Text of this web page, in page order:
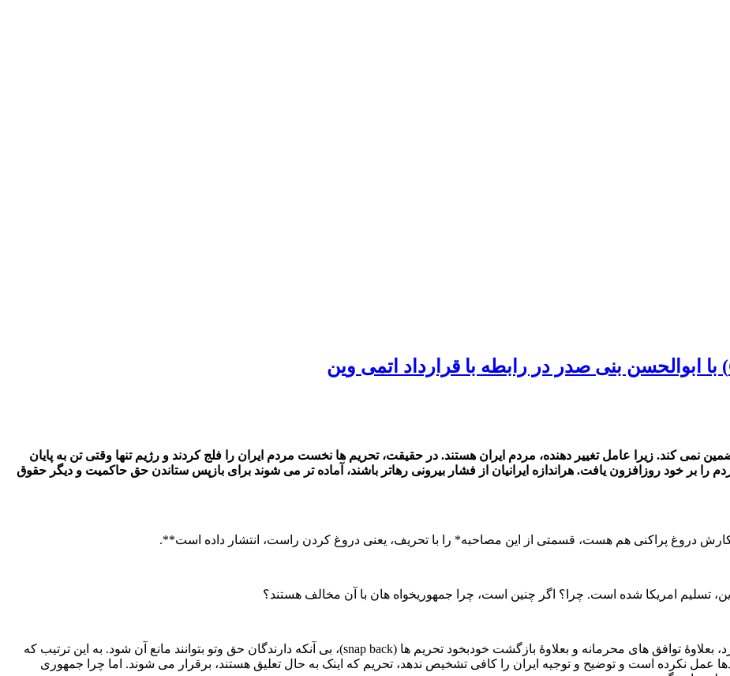
رژیم ایران را تضمین نمی‌ کند. زیرا عامل تغییر دهنده، مردم ایران هستند. در حقیقت، تحریم ها نخست مردم ایران را فلج کردند و رژیم تنها وقتی تن به پایان
را بر خود روزافزون یافت. هراندازه ایرانیان از فشار بیرونی رهاتر باشند، آماده‌ تر می‌ شوند برای بازپس ستاندن حق حاکمیت و دیگر حقوق
کارش دروغ پراکنی هم هست، قسمتی از این مصاحبه* را با تحریف، یعنی دروغ کردن راست، انتشار داده‌ است**.
تسلیم امریکا شده‌ است. چرا؟ اگر چنین است، چرا جمهوریخواه‌ هان با آن مخالف هستند؟
بعلاوۀ توافق‌ های محرمانه و بعلاوۀ بازگشت خودبخود تحریم‌ ها (snap back)، بی آنکه دارندگان حق وتو بتوانند مانع آن شود. به این ترتیب که
عمل نکرده‌ است و توضیح و توجیه ایران را کافی تشخیص ندهد، تحریم که اینک به حال تعلیق هستند، برقرار می‌ شوند. اما چرا جمهوری